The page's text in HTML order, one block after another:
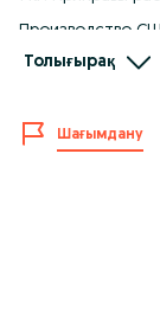
Производство
Доставка по
Так же всегда в
- Фритюрницы,
- Тостеры для
- Контактные
- Ленточные
- Планетарные
Толығырақ
Шағымдану